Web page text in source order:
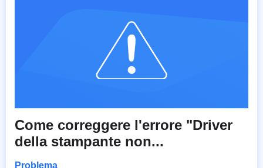
Come correggere l'errore "Driver
della stampante non...
Problema